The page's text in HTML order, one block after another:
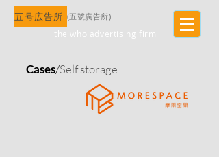
五号広告所 ​(五號廣告所)
the who advertising firm
Cases/Self storage